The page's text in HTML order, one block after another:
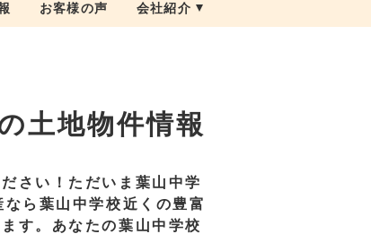
お客様の声 会社紹介
土地物件情報
さい！ただいま葉山中学
ら葉山中学校近くの豊富
す。あなたの葉山中学校